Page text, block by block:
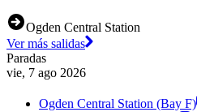
Ogden Central Station
Ver más salidas
Paradas
vie, 7 ago 2026
Ogden Central Station (Bay F)